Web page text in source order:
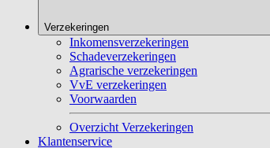
Verzekeringen
Inkomensverzekeringen
Schadeverzekeringen
Agrarische verzekeringen
VvE verzekeringen
Voorwaarden
Overzicht Verzekeringen
Klantenservice